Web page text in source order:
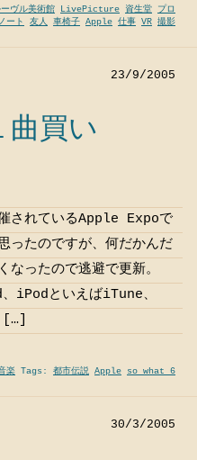
ーヴル美術館 LivePicture 資生堂
プロ
ート
友人 車椅子 Apple 仕事 VR 撮影
23/9/2005
曲買い
されているApple Expoで
ったのですが、何だかんだ
なったので逃避で更新。
iPodといえばiTune、
楽 Tags: 都市伝説 Apple so what 6
30/3/2005